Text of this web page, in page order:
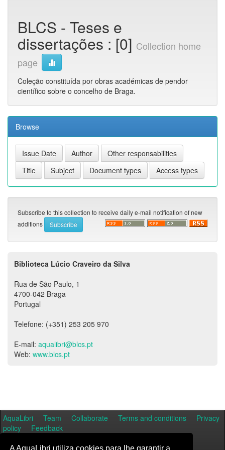
BLCS - Teses e
dissertações : [0] Collection home
page
Coleção constituída por obras académicas de pendor
científico sobre o concelho de Braga.
Browse
Subscribe to this collection to receive daily e-mail notification of new
additions
Biblioteca Lúcio Craveiro da Silva
Rua de São Paulo, 1
4700-042 Braga
Portugal
Telefone: (+351) 253 205 970
E-mail:aqualibri@blcs.pt
Web:www.blcs.pt
AquaLibri Team Collaborate Terms and conditions
Privacy
policy
Feedback